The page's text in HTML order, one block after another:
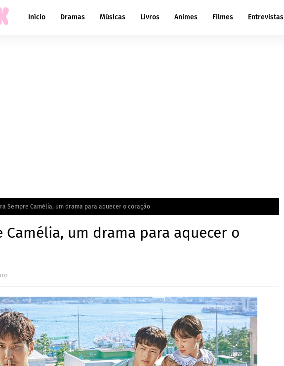
Início Dramas Músicas Livros Animes Filmes Entrevistas
Sempre Camélia, um drama para aquecer o coração
Camélia, um drama para aquecer o